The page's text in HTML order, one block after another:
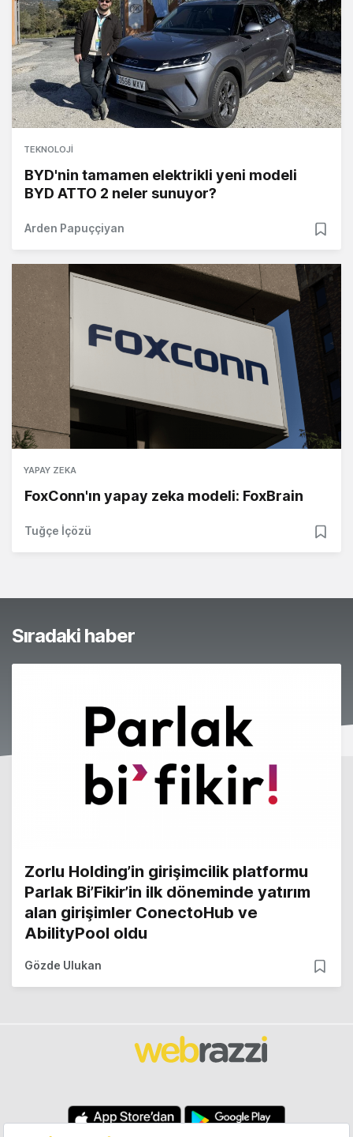
TEKNOLOJI
BYD'nin tamamen elektrikli yeni modeli
BYD ATTO 2 neler sunuyor?
Arden Papuççiyan
YAPAY ZEKA
FoxConn'ın yapay zeka modeli: FoxBrain
Tuğçe İçözü
Sıradaki haber
Zorlu Holding’in girişimcilik platformu
Parlak Bi’Fikir’in ilk döneminde yatırım
alan girişimler ConectoHub ve
AbilityPool oldu
Gözde Ulukan